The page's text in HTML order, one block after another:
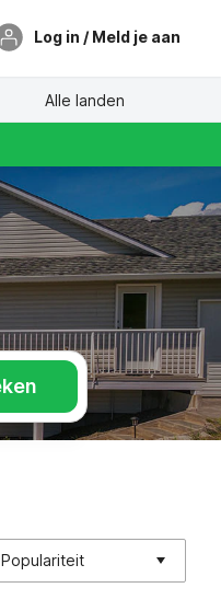
Log in / Meld je aan
Alle landen
Populariteit